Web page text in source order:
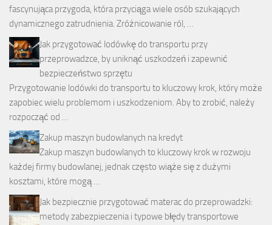
fascynująca przygoda, która przyciąga wiele osób szukających
dynamicznego zatrudnienia. Zróżnicowanie ról, …
Jak przygotować lodówkę do transportu przy
przeprowadzce, by uniknąć uszkodzeń i zapewnić
bezpieczeństwo sprzętu
Przygotowanie lodówki do transportu to kluczowy krok, który może
zapobiec wielu problemom i uszkodzeniom. Aby to zrobić, należy
rozpocząć od …
Zakup maszyn budowlanych na kredyt
Zakup maszyn budowlanych to kluczowy krok w rozwoju
każdej firmy budowlanej, jednak często wiąże się z dużymi
kosztami, które mogą …
Jak bezpiecznie przygotować materac do przeprowadzki:
metody zabezpieczenia i typowe błędy transportowe